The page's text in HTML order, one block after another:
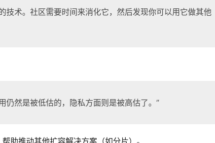
技术。社区需要时间来消化它，然后发现你可以用它做其他
仍然是被低估的，隐私方面则是被高估了。”